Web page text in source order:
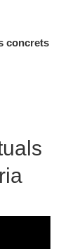
concrets